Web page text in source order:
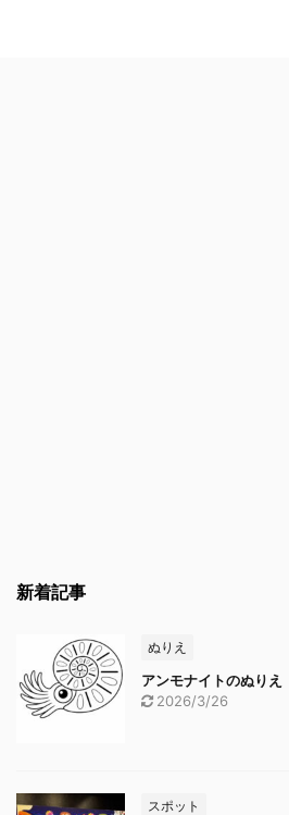
新着記事
ぬりえ
アンモナイトのぬりえ
2026/3/26
スポット